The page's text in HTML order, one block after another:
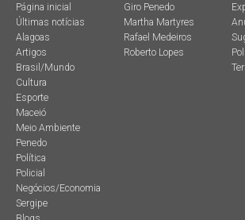
Página inicial
Últimas notícias
Alagoas
Artigos
Brasil/Mundo
Cultura
Esporte
Maceió
Meio Ambiente
Penedo
Política
Policial
Negócios/Economia
Sergipe
Giro Penedo
Martha Martyres
Rafael Medeiros
Roberto Lopes